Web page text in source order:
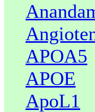
APOA5
APOE
ApoL1